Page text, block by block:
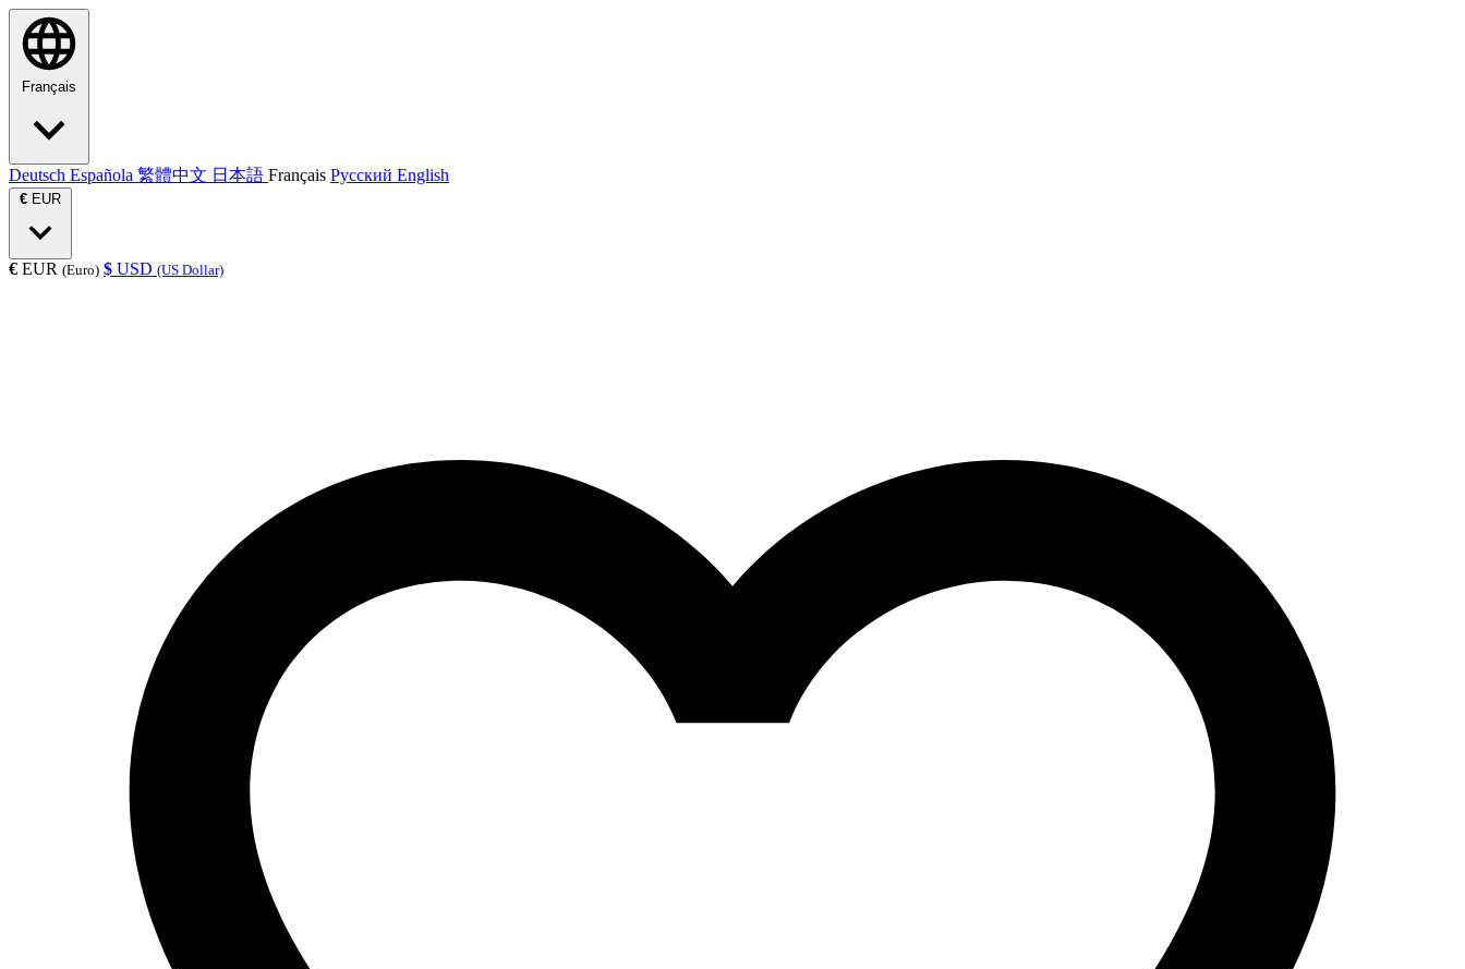
Français
Deutsch Española 繁體中文 日本語 Français Русский English
€ EUR
€ EUR (Euro) $ USD (US Dollar)